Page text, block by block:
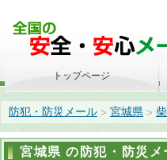
防犯・防災メール > 宮城県 >
トップページ
宮城県 の防犯・防災